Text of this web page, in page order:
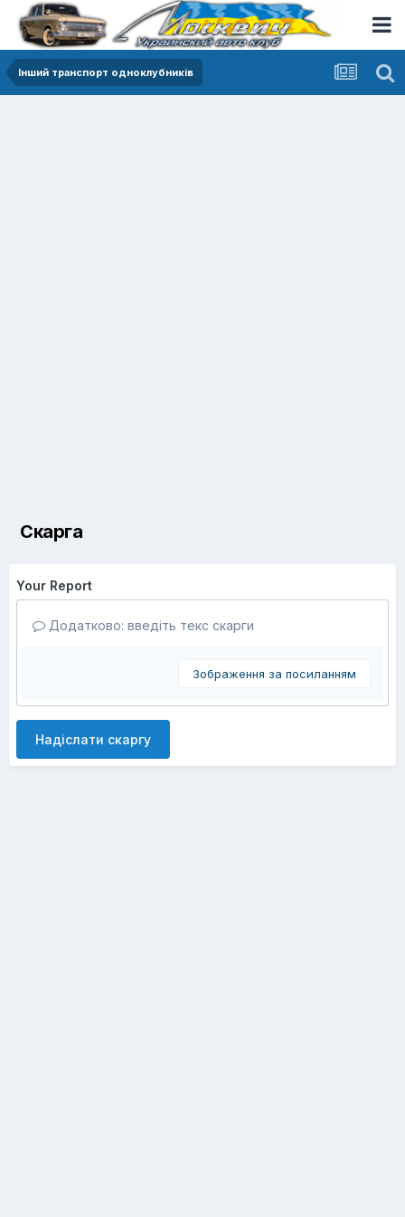
Інший транспорт одноклубників
Скарга
Your Report
Додатково: введіть текс скарги
Зображення за посиланням
Надіслати скаргу